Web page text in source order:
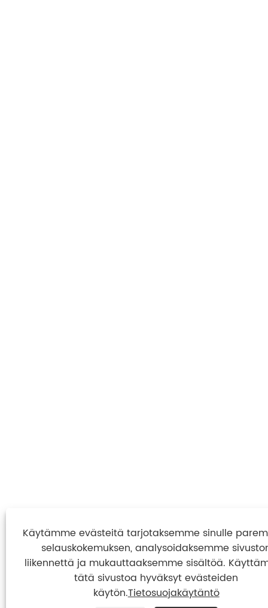
Käytämme evästeitä tarjotaksemme sinulle
selauskokemuksen, analysoidaksemme
liikennettä ja mukauttaaksemme sisältöä.
tätä sivustoa hyväksyt evästeiden
käytön.Tietosuojakäytäntö